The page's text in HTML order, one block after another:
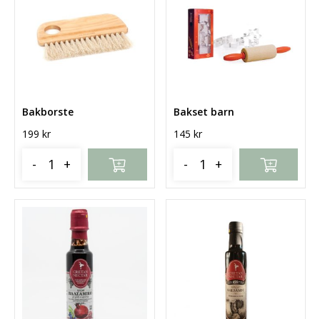
Bakborste
199 kr
- +
Bakset barn
145 kr
- +